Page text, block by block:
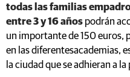
todas las familias
entre 3 y 16 años podrán
un importante de 150 euros,
en las diferentesacademias,
la ciudad que se adhieran a